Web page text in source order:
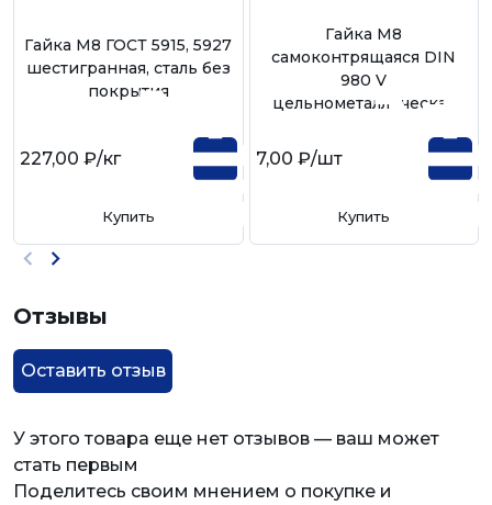
Гайка М8 ГОСТ 5915, 5927
шестигранная, сталь без
покрытия
227,00 ₽/кг
Купить
Гайка М8
самоконтрящаяся DIN
980 V
цельнометаллическая
7,00 ₽/шт
Купить
Отзывы
Оставить отзыв
У этого товара еще нет отзывов — ваш может
стать первым
Поделитесь своим мнением о покупке и